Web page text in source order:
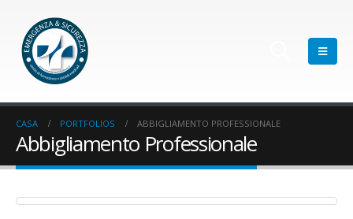
CASA PORTFOLIOS ABBIGLIAMENTO PROFESSIONALE
Abbigliamento Professionale